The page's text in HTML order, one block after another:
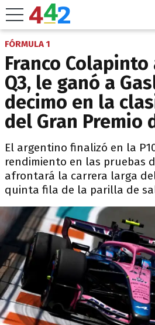
FÓRMULA 1
Franco Colapinto
Q3, le ganó a
decimo en la
del Gran Premio
El argentino finalizó en la
rendimiento en las pruebas
afrontará la carrera larga
quinta fila de la parilla de